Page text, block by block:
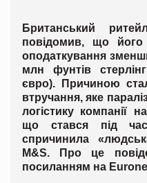
Британський
повідомив, що його
оподаткування
млн фунтів
євро). Причиною
втручання, яке
логістику компанії
що стався під час
спричинила
M&S. Про це
посиланням на